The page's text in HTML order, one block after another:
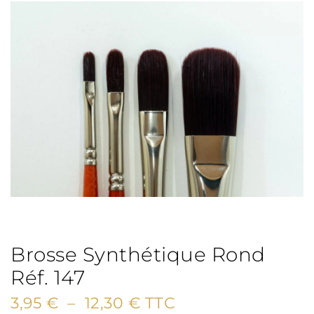
Brosse Synthétique Rond
Réf. 147
3,95 € – 12,30 €Plage
TTC